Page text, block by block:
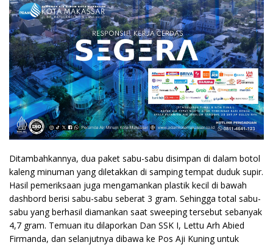
Ditambahkannya, dua paket sabu-sabu disimpan di dalam botol
kaleng minuman yang diletakkan di samping tempat duduk supir.
Hasil pemeriksaan juga mengamankan plastik kecil di bawah
dashbord berisi sabu-sabu seberat 3 gram. Sehingga total sabu-
sabu yang berhasil diamankan saat sweeping tersebut sebanyak
4,7 gram. Temuan itu dilaporkan Dan SSK I, Lettu Arh Abied
Firmanda, dan selanjutnya dibawa ke Pos Aji Kuning untuk